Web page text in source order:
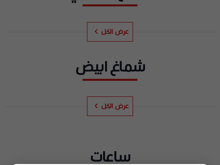
عرض الكل
شماغ ابيض
عرض الكل
ساعات